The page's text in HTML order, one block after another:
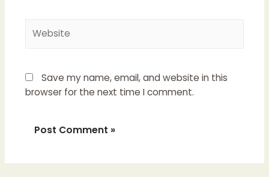
Save my name, email, and website in this
browser for the next time I comment.